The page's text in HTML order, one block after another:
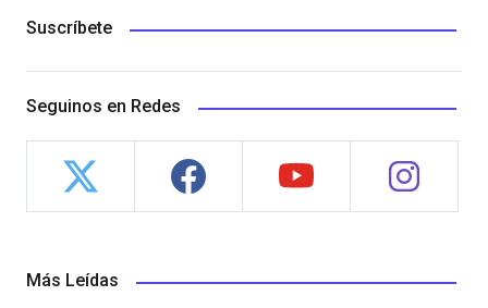
Suscríbete
Seguinos en Redes
Más Leídas